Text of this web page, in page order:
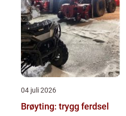
04 juli 2026
Brøyting: trygg ferdsel